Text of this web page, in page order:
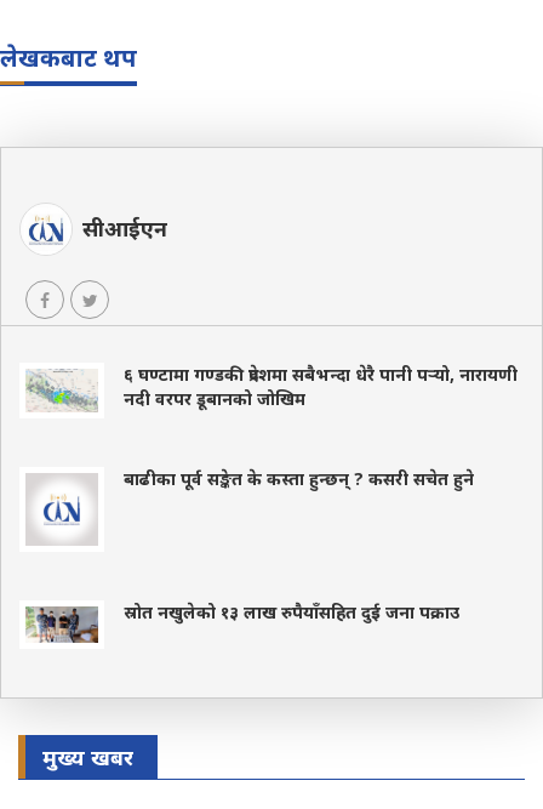
लेखकबाट थप
सीआईएन
६ घण्टामा गण्डकी प्रदेशमा सबैभन्दा धेरै पानी पर्‍यो, नारायणी
नदी वरपर डूबानको जोखिम
बाढीका पूर्व सङ्केत के कस्ता हुन्छन् ? कसरी सचेत हुने
स्रोत नखुलेको १३ लाख रुपैयाँसहित दुई जना पक्राउ
मुख्य खबर